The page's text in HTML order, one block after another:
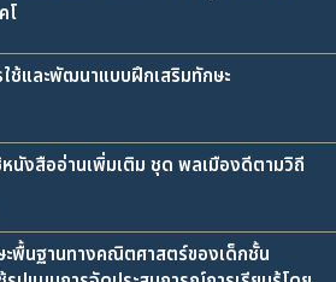
โ
ช้และพัฒนาแบบฝึกเสริมทักษะ
หนังสืออ่านเพิ่มเติม ชุด พลเมืองดีตามวิถี
พื้นฐานทางคณิตศาสตร์ของเด็กชั้น